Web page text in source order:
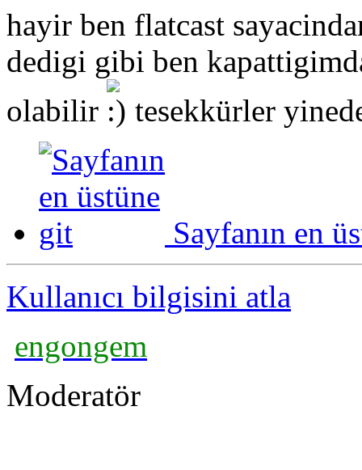
hayir ben flatcast
dedigi gibi ben
olabilir
tesekkürler
Sayfanın en
Kullanıcı bilgisini atla
engongem
Moderatör